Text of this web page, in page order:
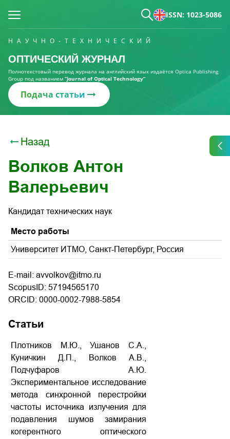
ISSN: 1023-5086
НАУЧНО-ТЕХНИЧЕСКИЙ
ОПТИЧЕСКИЙ ЖУРНАЛ
Полнотекстовый перевод журнала на английский язык издаётся Optica Publishing
Group под названием “Journal of Optical Technology“
Подача статьи
Назад
Волков Антон
Валерьевич
Кандидат технических наук
Место работы
Университет ИТМО, Санкт-Петербург, Россия
E-mail: avvolkov@itmo.ru
ScopusID: 57194565170
ORCID: 0000-0002-7988-5854
Статьи
Плотников М.Ю., Ушанов С.А.,
Куничкин Д.П., Волков А.В.,
Подчуфаров А.Ю.
Экспериментальное исследование
метода синхронной перестройки
частоты источника излучения для
подавления шумов замирания
когерентного оптического